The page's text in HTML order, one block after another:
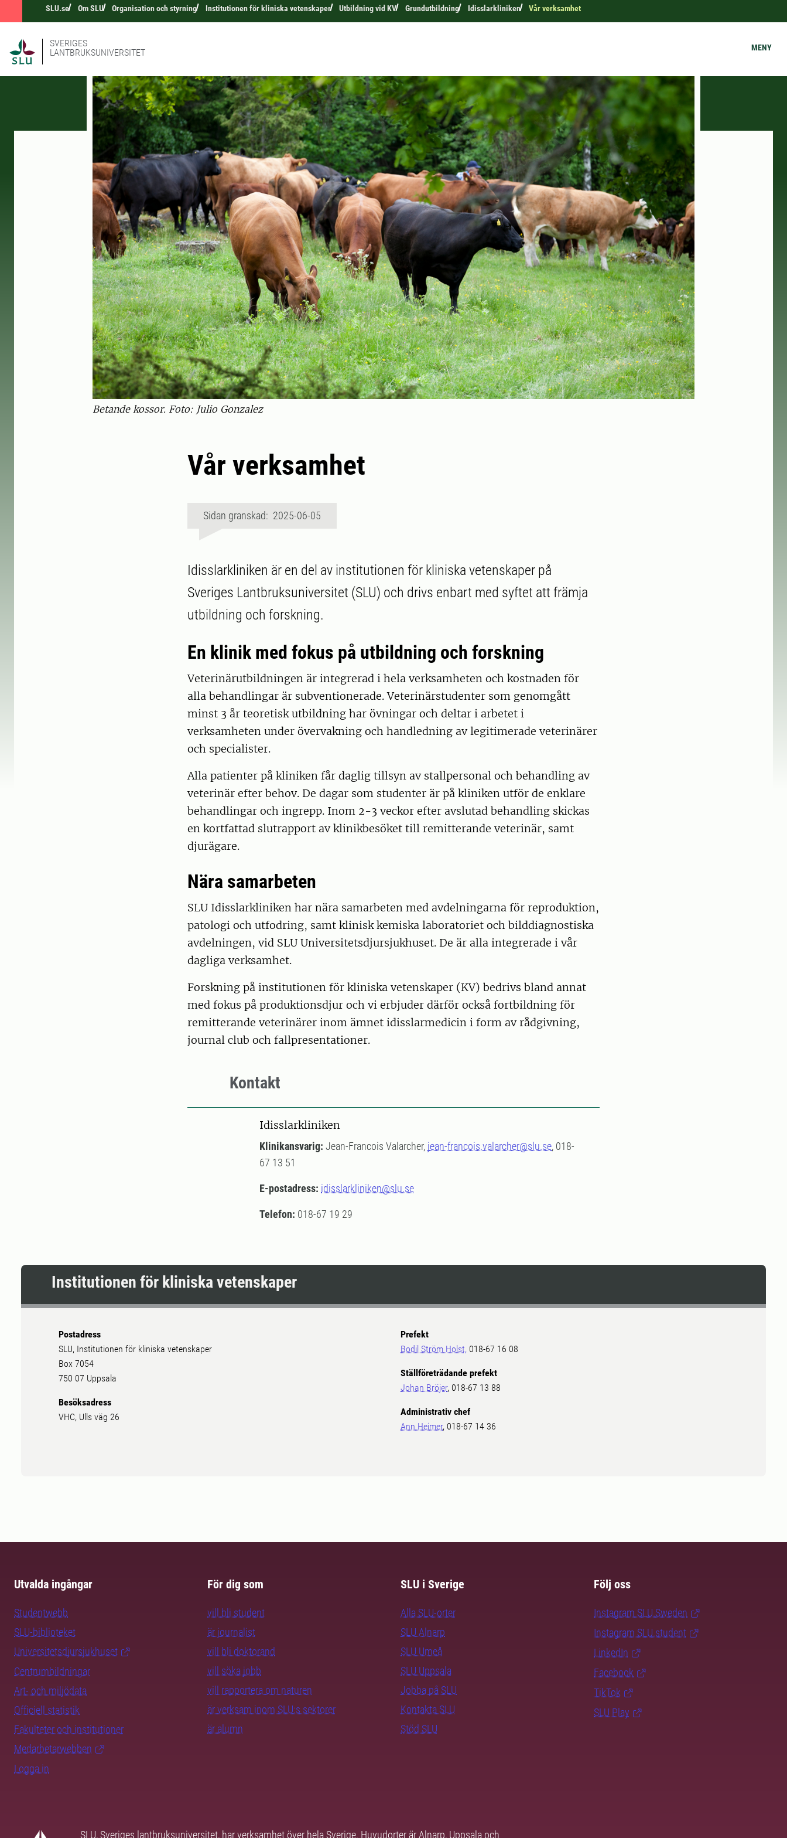
SLU.se Om SLU Organisation och styrning Institutionen för kliniska vetenskaper Utbildning vid KV Grundutbildning Idisslarkliniken Vår verksamhet
SVERIGES
LANTBRUKSUNIVERSITET
MENY
Betande kossor. Foto: Julio Gonzalez
Vår verksamhet
Sidan granskad: 2025-06-05
Idisslarkliniken är en del av institutionen för kliniska vetenskaper på
Sveriges Lantbruksuniversitet (SLU) och drivs enbart med syftet att främja
utbildning och forskning.
En klinik med fokus på utbildning och forskning
Veterinärutbildningen är integrerad i hela verksamheten och kostnaden för
alla behandlingar är subventionerade. Veterinärstudenter som genomgått
minst 3 år teoretisk utbildning har övningar och deltar i arbetet i
verksamheten under övervakning och handledning av legitimerade veterinärer
och specialister.
Alla patienter på kliniken får daglig tillsyn av stallpersonal och behandling av
veterinär efter behov. De dagar som studenter är på kliniken utför de enklare
behandlingar och ingrepp. Inom 2-3 veckor efter avslutad behandling skickas
en kortfattad slutrapport av klinikbesöket till remitterande veterinär, samt
djurägare.
Nära samarbeten
SLU Idisslarkliniken har nära samarbeten med avdelningarna för reproduktion,
patologi och utfodring, samt klinisk kemiska laboratoriet och bilddiagnostiska
avdelningen, vid SLU Universitetsdjursjukhuset. De är alla integrerade i vår
dagliga verksamhet.
Forskning på institutionen för kliniska vetenskaper (KV) bedrivs bland annat
med fokus på produktionsdjur och vi erbjuder därför också fortbildning för
remitterande veterinärer inom ämnet idisslarmedicin i form av rådgivning,
journal club och fallpresentationer.
Kontakt
Idisslarkliniken
Klinikansvarig: Jean-Francois Valarcher, jean-francois.valarcher@slu.se, 018-
67 13 51
E-postadress: idisslarkliniken@slu.se
Telefon: 018-67 19 29
Institutionen för kliniska vetenskaper
Postadress
SLU, Institutionen för kliniska vetenskaper
Box 7054
750 07 Uppsala
Besöksadress
VHC, Ulls väg 26
Prefekt
Bodil Ström Holst, 018-67 16 08
Ställföreträdande prefekt
Johan Bröjer, 018-67 13 88
Administrativ chef
Ann Heimer, 018-67 14 36
Utvalda ingångar
Studentwebb
SLU-biblioteket
Universitetsdjursjukhuset
Centrumbildningar
Art- och miljödata
Officiell statistik
Fakulteter och institutioner
Medarbetarwebben
Logga in
För dig som
vill bli student
är journalist
vill bli doktorand
vill söka jobb
vill rapportera om naturen
är verksam inom SLU:s sektorer
är alumn
SLU i Sverige
Alla SLU-orter
SLU Alnarp
SLU Umeå
SLU Uppsala
Jobba på SLU
Kontakta SLU
Stöd SLU
Följ oss
Instagram SLU.Sweden
Instagram SLU.student
LinkedIn
Facebook
TikTok
SLU Play
SLU, Sveriges lantbruksuniversitet, har verksamhet över hela Sverige. Huvudorter är Alnarp, Uppsala och